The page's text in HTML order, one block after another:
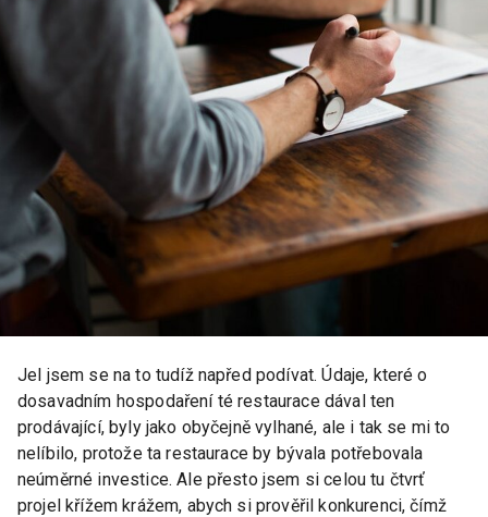
Jel jsem se na to tudíž napřed podívat. Údaje, které o
dosavadním hospodaření té restaurace dával ten
prodávající, byly jako obyčejně vylhané, ale i tak se mi to
nelíbilo, protože ta restaurace by bývala potřebovala
neúměrné investice. Ale přesto jsem si celou tu čtvrť
projel křížem krážem, abych si prověřil konkurenci, čímž